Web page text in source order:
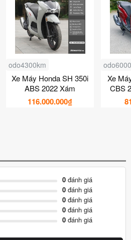
odo4300km
Xe Máy Honda SH 350i
ABS 2022 Xám
116.000.000₫
Xe
CBS
0đánh giá
0đánh giá
0đánh giá
0đánh giá
0đánh giá